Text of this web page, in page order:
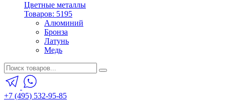
Цветные металлы
Товаров: 5195
Алюминий
Бронза
Латунь
Медь
+7 (495) 532-95-85